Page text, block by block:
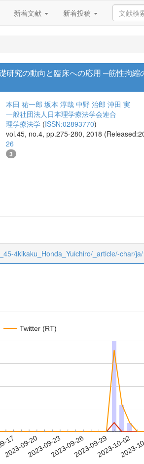
新着文献 新着投稿
研究の動向と臨床への応用 ─筋性拘
本田 祐一郎 坂本 淳哉 中野 治郎 沖田 実
一般社団法人日本理学療法学会連合
理学療法学 (ISSN:02893770)
vol.45, no.4, pp.275-280, 2018
26
3
4kikaku_Honda_Yuichiro/_article/-char/ja/
Twitter (RT)
17
2023-09-202023-09-232023-09-262023-09-292023-10-02
2023-